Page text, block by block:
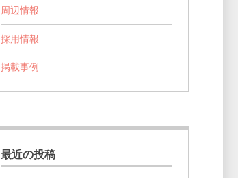
周辺情報
採用情報
掲載事例
最近の投稿